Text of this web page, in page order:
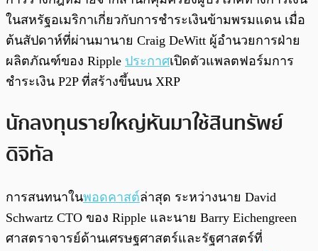
ในสหรัฐอเมริกาเกี่ยวกับการชำระเงินข้ามพรมแดน เมื่อ
ต้นสัปดาห์ที่ผ่านมานาย Craig DeWitt ผู้อำนวยการฝ่าย
ผลิตภัณฑ์ของ Ripple ประกาศเปิดตัวแพลตฟอร์มการ
ชำระเงิน P2P ที่สร้างขึ้นบน XRP
นักลงทุนรายใหญ่หันมาใช้สินทรัพย์
ดิจิทัล
การสนทนาในพอดคาสต์ล่าสุด ระหว่างนาย David
Schwartz CTO ของ Ripple และนาย Barry Eichengreen
ศาสตราจารย์ด้านเศรษฐศาสตร์และรัฐศาสตร์ที่